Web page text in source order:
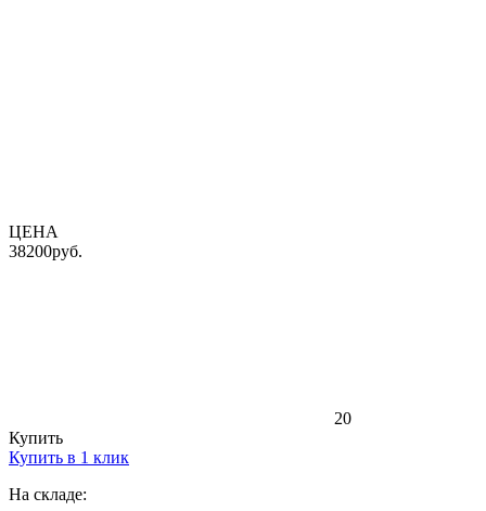
ЦЕНА
38200руб.
20
Купить
Купить в 1 клик
На складе: